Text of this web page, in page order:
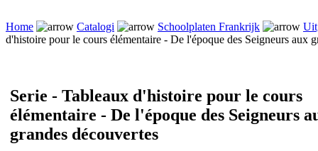
Home Catalogi Schoolplaten Frankrijk
d'histoire pour le cours élémentaire - De l'époque des Seigneurs aux
Serie - Tableaux d'histoire pour le cours
élémentaire - De l'époque des Seigneurs
grandes découvertes